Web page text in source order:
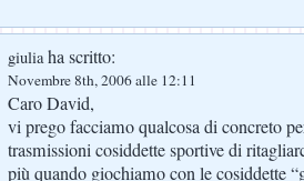
giuliaha scritto:
Novembre 8th, 2006 alle 12:11
Caro David,
vi prego facciamo qualcosa di concreto
trasmissioni cosiddette sportive di
più quando giochiamo con le cosiddette